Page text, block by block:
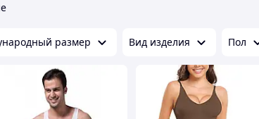
размер Вид изделия Пол